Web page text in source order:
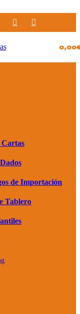
0,00
Cartas
de Importación
Tablero